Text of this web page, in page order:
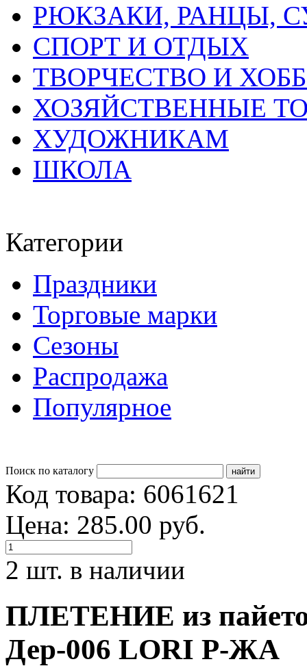
РЮКЗАКИ, РАНЦЫ,
СПОРТ И ОТДЫХ
ТВОРЧЕСТВО И
ХОЗЯЙСТВЕННЫЕ
ХУДОЖНИКАМ
ШКОЛА
Категории
Праздники
Торговые марки
Сезоны
Распродажа
Популярное
Поиск по каталогу
Код товара: 6061621
Цена: 285.00 руб.
2 шт. в наличии
ПЛЕТЕНИЕ из
Дер-006 LORI Р-ЖА